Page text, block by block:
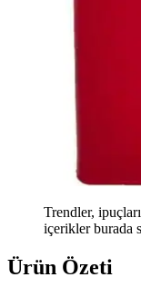
Trendler,
içerikler burada
Ürün Özeti